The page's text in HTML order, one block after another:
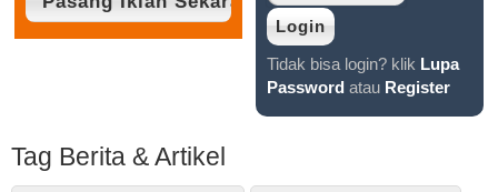
Tidak bisa login? klik Lupa
Password atau Register
Tag Berita & Artikel